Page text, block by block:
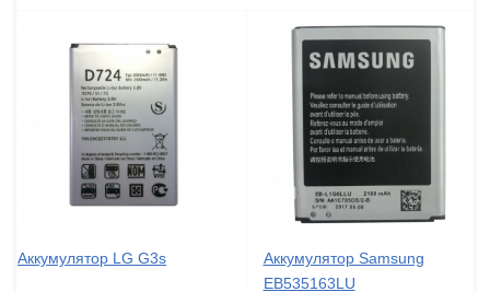
Аккумулятор LG G3s
Аккумулятор Samsung
EB535163LU